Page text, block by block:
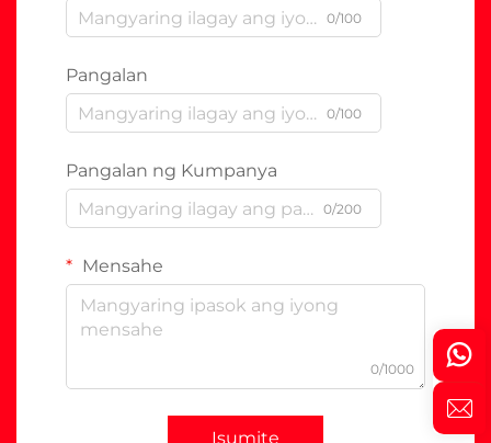
0/100
Pangalan
0/100
Pangalan ng Kumpanya
0/200
Mensahe
0/1000
Isumite